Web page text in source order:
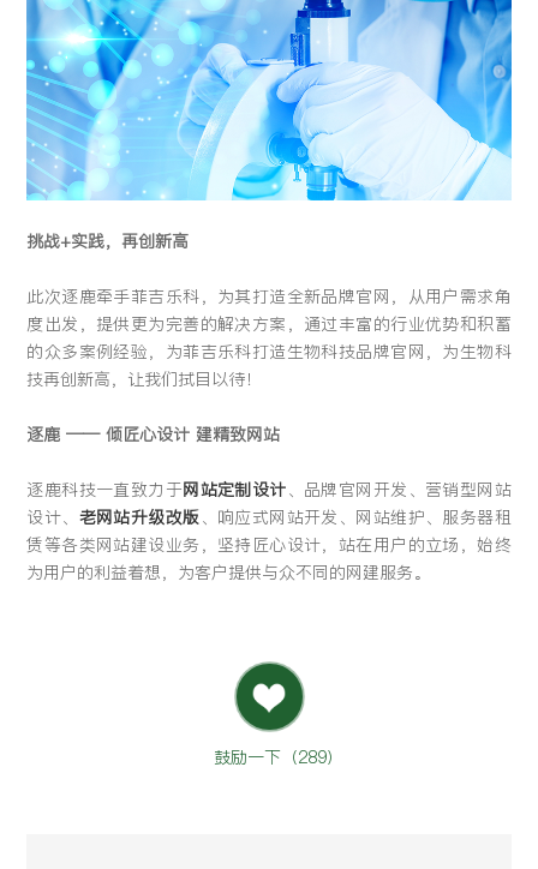
挑战+实践，再创新高
此次逐鹿牵手菲吉乐科，为其打造全新品牌官网，从用户需求角
度出发，提供更为完善的解决方案，通过丰富的行业优势和积蓄
的众多案例经验，为菲吉乐科打造生物科技品牌官网，为生物科
技再创新高，让我们拭目以待！
逐鹿 —— 倾匠心设计 建精致网站
逐鹿科技一直致力于网站定制设计、品牌官网开发、营销型网站
设计、 老网站升级改版、响应式网站开发、网站维护、服务器租
赁等各类网站建设业务，坚持匠心设计，站在用户的立场，始终
为用户的利益着想，为客户提供与众不同的网建服务。
鼓励一下（289）